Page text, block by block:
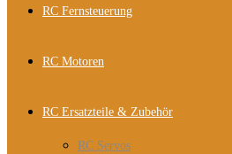
RC Fernsteuerung
RC Motoren
RC Ersatzteile & Zubehör
RC Servos